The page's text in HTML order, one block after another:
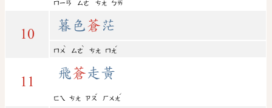
ㄇㄧㄢ ㄙㄜ ㄘㄤ ㄅㄞ
10
暮色蒼 茫
ㄇㄨ
ˋ
ㄙㄜ
ˋ
ㄘㄤ ㄇㄤ
ˊ
11
飛蒼走黃
ㄈㄟ ㄘㄤ ㄗㄡ
ˇ
ㄏㄨㄤ
ˊ